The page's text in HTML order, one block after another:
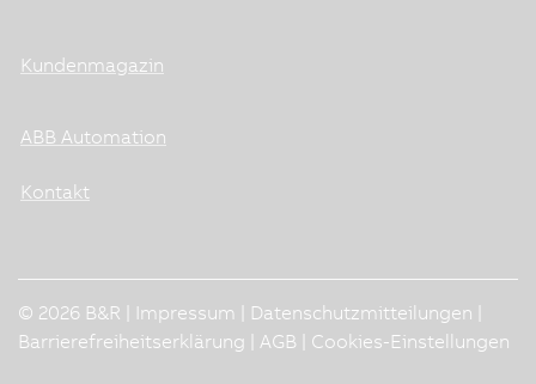
Kundenmagazin
ABB Automation
Kontakt
© 2026 B&R | Impressum Datenschutzmitteilungen
Barrierefreiheitserklärung
AGB Cookies-Einstellungen